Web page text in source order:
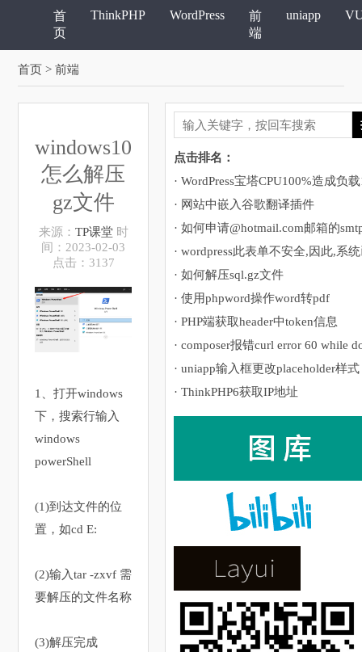
首
页
ThinkPHP WordPress
前
端
uniapp
首页 > 前端
windows10
怎么解压
gz文件
来源： TP课堂时
间：2023-02-03
点击：3137
1、打开windows
下，搜索行输入
windows
powerShell
(1)到达文件的位
置，如cd E:
(2)输入tar -zxvf 需
要解压的文件名称
(3)解压完成
点击排名：
· 网站中嵌入谷歌翻译插件
· 如何申请@hotmail.com邮箱的
· 如何解压sql.gz文件
· 使用phpword操作word转pdf
· PHP端获取header中token信息
· uniapp输入框更改placeholder样式
· ThinkPHP6获取IP地址